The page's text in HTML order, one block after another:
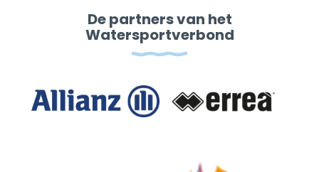
De partners van het
Watersportverbond